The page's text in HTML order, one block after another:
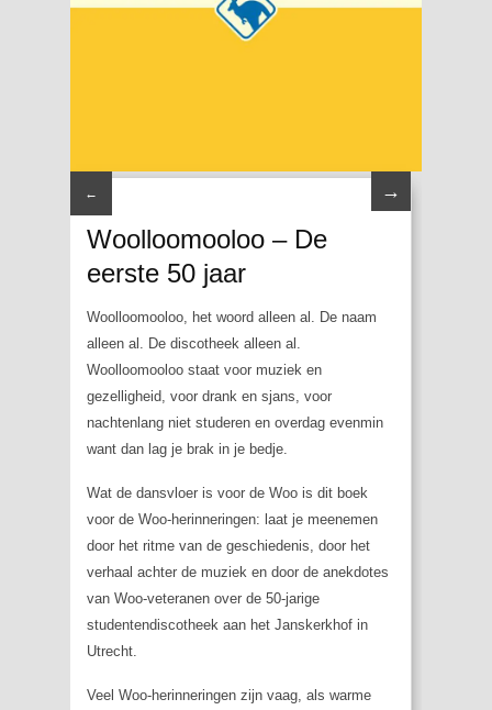
← →
Woolloomooloo – De
eerste 50 jaar
Woolloomooloo, het woord alleen al. De naam
alleen al. De discotheek alleen al.
Woolloomooloo staat voor muziek en
gezelligheid, voor drank en sjans, voor
nachtenlang niet studeren en overdag evenmin
want dan lag je brak in je bedje.
Wat de dansvloer is voor de Woo is dit boek
voor de Woo-herinneringen: laat je meenemen
door het ritme van de geschiedenis, door het
verhaal achter de muziek en door de anekdotes
van Woo-veteranen over de 50-jarige
studentendiscotheek aan het Janskerkhof in
Utrecht.
Veel Woo-herinneringen zijn vaag, als warme